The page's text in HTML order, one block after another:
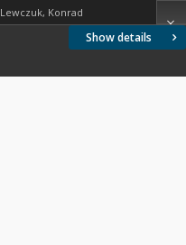
Show details
Lewczuk, Konrad